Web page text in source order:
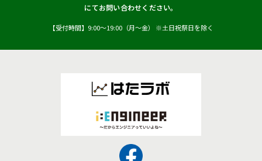
にてお問い合わせください。
【受付時間】9:00〜19:00（月〜金） ※土日祝祭日を除く